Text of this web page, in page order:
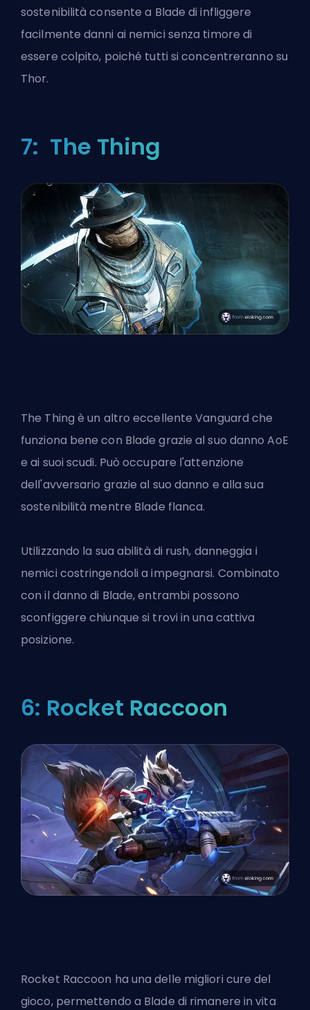
sostenibilità consente a Blade di infliggere
facilmente danni ai nemici senza timore di
essere colpito, poiché tutti si concentreranno su
Thor.
7: The Thing
The Thing èun altro eccellente Vanguard che
funziona bene con Blade grazie al suo danno AoE
e ai suoi scudi. Può occupare l'attenzione
dell'avversario grazie al suo danno e alla sua
sostenibilità mentre Blade flanca.
Utilizzando la sua abilità di rush, danneggia i
nemici costringendoli a impegnarsi. Combinato
con il danno di Blade, entrambi possono
sconfiggere chiunque si trovi in una cattiva
posizione.
6: Rocket Raccoon
Rocket Raccoon ha una delle migliori cure del
gioco, permettendo a Blade di rimanere in vita